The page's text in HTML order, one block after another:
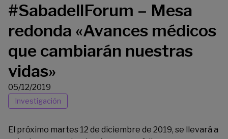
#SabadellForum – Mesa
redonda «Avances médicos
que cambiarán nuestras
vidas»
05/12/2019
Investigación
El próximo martes 12 de diciembre de 2019, se llevará a